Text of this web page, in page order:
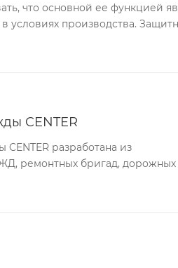
что основной ее функцией
условиях производства.
CENTER
разработана из
ремонтных бригад, дорожных